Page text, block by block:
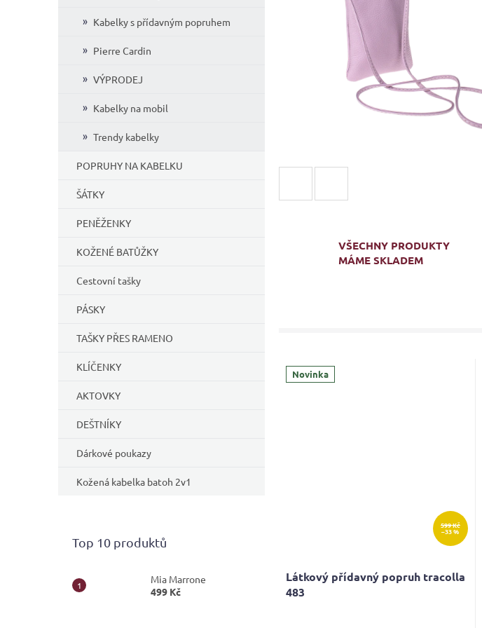
Kabelky s přídavným popruhem
Pierre Cardin
VÝPRODEJ
Kabelky na mobil
Trendy kabelky
POPRUHY NA KABELKU
ŠÁTKY
PENĚŽENKY
KOŽENÉ BATŮŽKY
Cestovní tašky
PÁSKY
TAŠKY PŘES RAMENO
KLÍČENKY
AKTOVKY
DEŠTNÍKY
Dárkové poukazy
Kožená kabelka batoh 2v1
Top 10 produktů
Mia Marrone
499 Kč
VŠECHNY PRODUKTY
MÁME SKLADEM
Novinka
599 Kč
–33 %
Látkový přídavný popruh tracolla
483